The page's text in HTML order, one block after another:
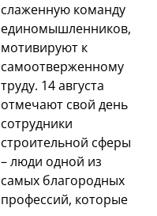
слаженную команду
единомышленников,
мотивируют к
самоотверженному
труду. 14 августа
отмечают свой день
сотрудники
строительной сферы
– люди одной из
самых благородных
профессий, которые